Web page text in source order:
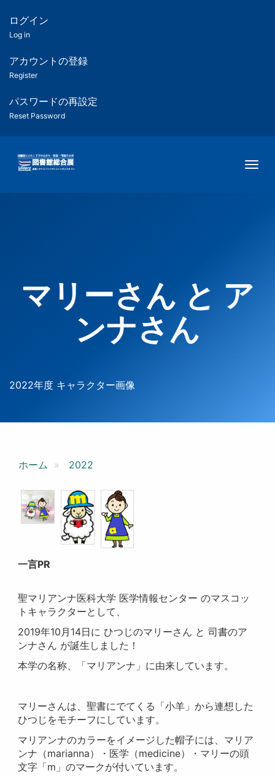
ツ
匿
名
ユ
ー
ー
用
メ
ログイン
Log in
アカウントの登録
Register
パスワードの再設定
Reset Password
マリーさん と ア
ンナさん
2022年度 キャラクター画像
ホーム 2022
一言PR
聖マリアンナ医科大学 医学情報センター のマスコッ
トキャラクターとして、
2019年10月14日に ひつじのマリーさん と 司書のア
ンナさん が誕生しました！
本学の名称、「マリアンナ」に由来しています。
マリーさんは、聖書にでてくる「小羊」から連想した
ひつじをモチーフにしています。
マリアンナのカラーをイメージした帽子には、マリア
ンナ（marianna）・医学（medicine）・マリーの頭
文字「m」のマークが付いています。